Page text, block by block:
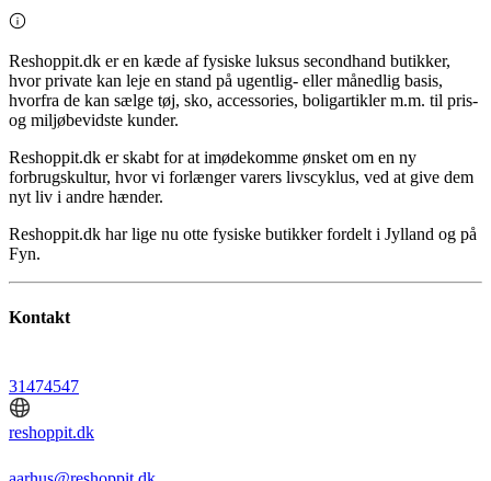
Reshoppit.dk er en kæde af fysiske luksus secondhand butikker,
hvor private kan leje en stand på ugentlig- eller månedlig basis,
hvorfra de kan sælge tøj, sko, accessories, boligartikler m.m. til pris-
og miljøbevidste kunder.
Reshoppit.dk er skabt for at imødekomme ønsket om en ny
forbrugskultur, hvor vi forlænger varers livscyklus, ved at give dem
nyt liv i andre hænder.
Reshoppit.dk har lige nu otte fysiske butikker fordelt i Jylland og på
Fyn.
Kontakt
31474547
reshoppit.dk